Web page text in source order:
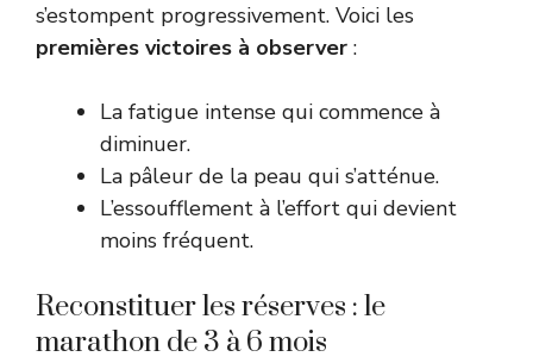
s’estompent progressivement. Voici les
premières victoires à observer :
La fatigue intense qui commence à
diminuer.
La pâleur de la peau qui s’atténue.
L’essoufflement à l’effort qui devient
moins fréquent.
Reconstituer les réserves : le
marathon de 3 à 6 mois